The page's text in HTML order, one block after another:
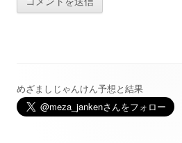
メ
めざましじゃんけん予想と結果